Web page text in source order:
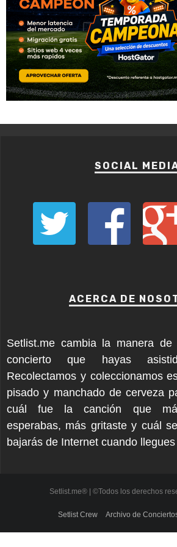
SOCIAL
ACERCA DE
Setlist.me cambia la manera
concierto que hayas
Recolectamos y coleccionamos
pisado y manchado de cerveza
cuál fue la canción que
esperabas, más gritaste y cuál
bajarás de Internet cuando
Setlist.me® | ©Todos los derechos
Setlist Crew Archivo de